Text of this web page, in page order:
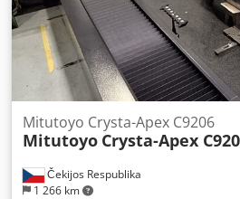
Čekijos Respublika
1 266 km
Mitutoyo Crysta-Apex C9206
Mitutoyo Crysta-Apex